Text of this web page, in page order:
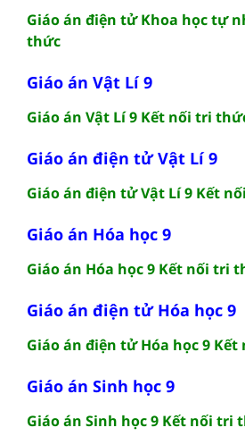
Giáo án điện tử Khoa học tự
thức
Giáo án Vật Lí 9
Giáo án Vật Lí 9 Kết nối tri
Giáo án điện tử Vật Lí 9
Giáo án điện tử Vật Lí 9 Kết
Giáo án Hóa học 9
Giáo án Hóa học 9 Kết nối tri
Giáo án điện tử Hóa học 9
Giáo án điện tử Hóa học 9
Giáo án Sinh học 9
Giáo án Sinh học 9 Kết nối tri